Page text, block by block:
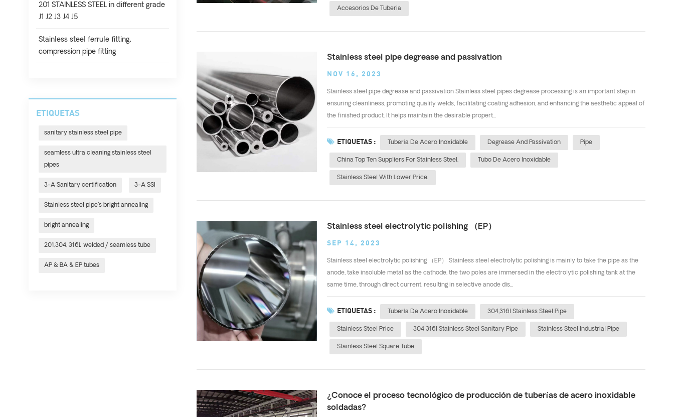
Accesorios De Tuberia
Stainless steel pipe degrease and passivation
NOV 16, 2023
Stainless steel pipe degrease and passivation Stainless steel pipes degrease processing is an important step in
ensuring cleanliness, promoting quality welds, facilitating coating adhesion, and enhancing the aesthetic appeal of
the finished product. It helps maintain the desirable propert...
ETIQUETAS : Tubería De Acero Inoxidable Degrease And Passivation Pipe
China Top Ten Suppliers For Stainless Steel. Tubo De Acero Inoxidable
Stainless Steel With Lower Price.
Stainless steel electrolytic polishing （EP）
SEP 14, 2023
Stainless steel electrolytic polishing （EP） Stainless steel electrolytic polishing is mainly to take the pipe as the
anode, take insoluble metal as the cathode, the two poles are immersed in the electrolytic polishing tank at the
same time, through direct current, resulting in selective anode dis...
ETIQUETAS : Tubería De Acero Inoxidable 304,316l Stainless Steel Pipe
Stainless Steel Price 304 316l Stainless Steel Sanitary Pipe Stainless Steel Industrial Pipe
Stainless Steel Square Tube
¿Conoce el proceso tecnológico de producción de tuberías de acero inoxidable
soldadas?
201 STAINLESS STEEL in different grade
J1 J2 J3 J4 J5
Stainless steel ferrule fitting,
compression pipe fitting
ETIQUETAS
sanitary stainless steel pipe
seamless ultra cleaning stainless steel
pipes
3-A Sanitary certification 3-A SSI
Stainless steel pipe's bright annealing
bright annealing
201,304, 316L welded / seamless tube
AP & BA & EP tubes